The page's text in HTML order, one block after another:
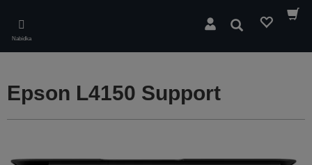
main
content
Nabídka
Hledat
Epson L4150 Support